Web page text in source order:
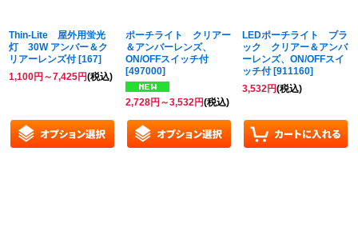
Thin-Lite 屋外用蛍光
灯 30W アンバー＆ク
リアーレンズ付 [167]
1,100円 ～7,425円(税込)
ポーチライト クリアー
＆アンバーレンズ、
ON/OFFスイッチ付
[497000]
2,728円 ～3,532円(税込)
LEDポーチライト ブラ
ック クリアー＆アンバ
ーレンズ、ON/OFFスイ
ッチ付 [911160]
3,532円(税込)